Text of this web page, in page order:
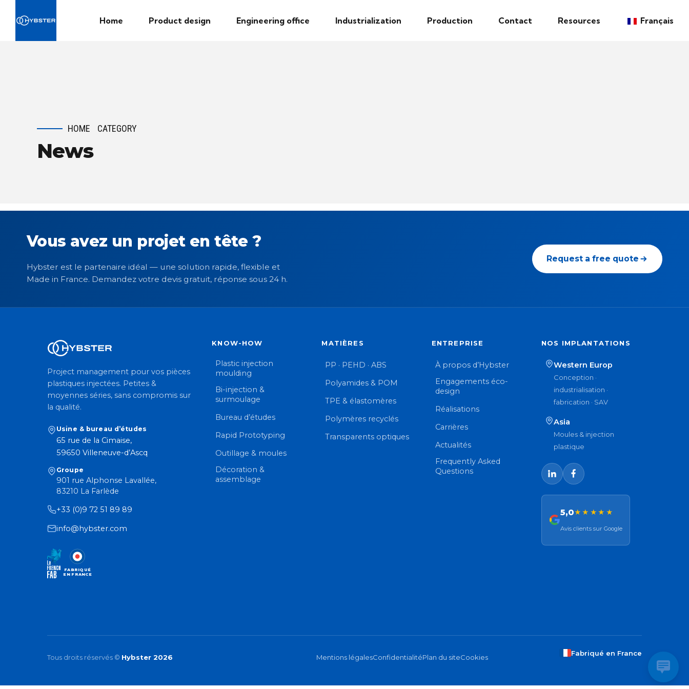
Home Product design Engineering office Industrialization Production Contact Resources Français
HOME CATEGORY
News
Vous avez un projet en tête ?
Hybster est le partenaire idéal — une solution rapide, flexible et
Made in France. Demandez votre devis gratuit, réponse sous 24 h.
Request a free quote
Project management pour vos pièces
plastiques injectées. Petites &
moyennes séries, sans compromis sur
la qualité.
Usine & bureau d’études
65 rue de la Cimaise,
59650 Villeneuve-d’Ascq
Groupe
901 rue Alphonse Lavallée,
83210 La Farlède
+33 (0)9 72 51 89 89
info@hybster.com
FABRIQUÉ
EN FRANCE
KNOW-HOW
Plastic injection
moulding
Bi-injection &
surmoulage
Bureau d’études
Rapid Prototyping
Outillage & moules
Décoration &
assemblage
MATIÈRES
PP · PEHD · ABS
Polyamides & POM
TPE & élastomères
Polymères recyclés
Transparents optiques
ENTREPRISE
À propos d’Hybster
Engagements éco-
design
Réalisations
Carrières
Actualités
Frequently Asked
Questions
NOS IMPLANTATIONS
Western Europ
Conception ·
industrialisation ·
fabrication · SAV
Asia
Moules & injection
plastique
5,0★★★★★
Avis clients sur Google
Tous droits réservés © Hybster 2026 Mentions légalesConfidentialitéPlan du siteCookies Fabriqué en France